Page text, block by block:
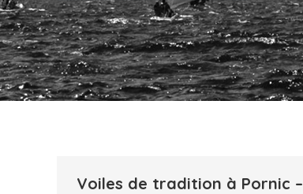
Voiles de tradition à Pornic –